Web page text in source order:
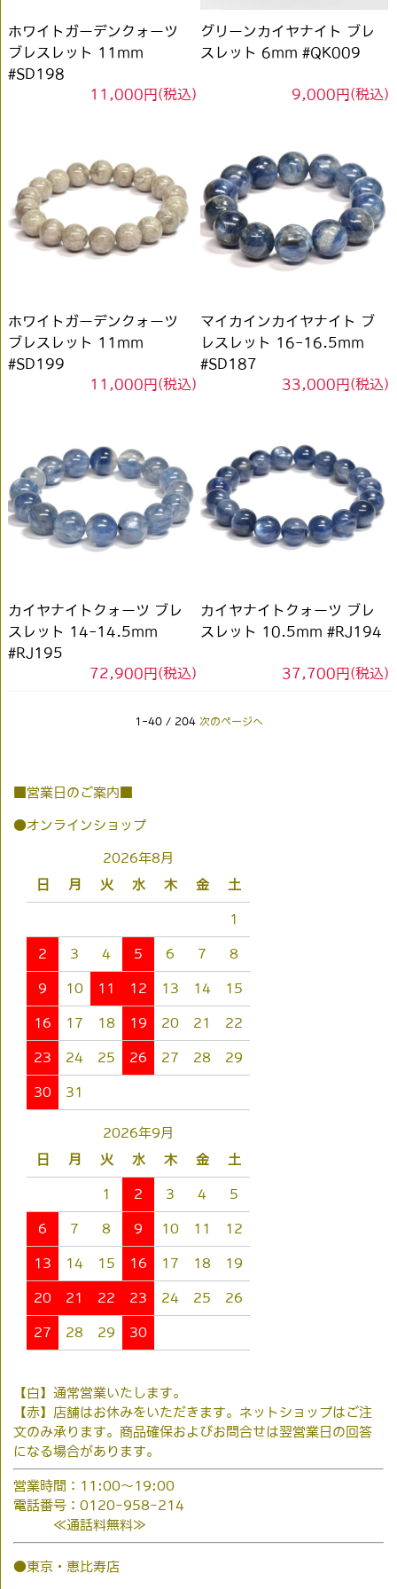
ホワイトガーデンクォーツ
ブレスレット 11mm
#SD198
11,000円(税込)
グリーンカイヤナイト ブレ
スレット 6mm #QK009
9,000円(税込)
ホワイトガーデンクォーツ
ブレスレット 11mm
#SD199
11,000円(税込)
マイカインカイヤナイト ブ
レスレット 16-16.5mm
#SD187
33,000円(税込)
カイヤナイトクォーツ ブレ
スレット 14-14.5mm
#RJ195
72,900円(税込)
カイヤナイトクォーツ ブレ
スレット 10.5mm #RJ194
37,700円(税込)
1-40 / 204 次のページへ
■営業日のご案内■
●オンラインショップ
2026年8月
日
月 火 水 木 金 土
1
2 3 4 5 6 7 8
9 10 11 12 13 14 15
16 17 18 19 20 21 22
23 24 25 26 27 28 29
30 31
2026年9月
日
月 火 水 木 金 土
1 2 3 4 5
6 7 8 9 10 11 12
13 14 15 16 17 18 19
20 21 22 23 24 25 26
27 28 29 30
【白】通常営業いたします。
【赤】店舗はお休みをいただきます。ネットショップはご注
文のみ承ります。商品確保およびお問合せは翌営業日の回答
になる場合があります。
営業時間：11:00～19:00
電話番号：0120-958-214
≪通話料無料≫
●東京・恵比寿店